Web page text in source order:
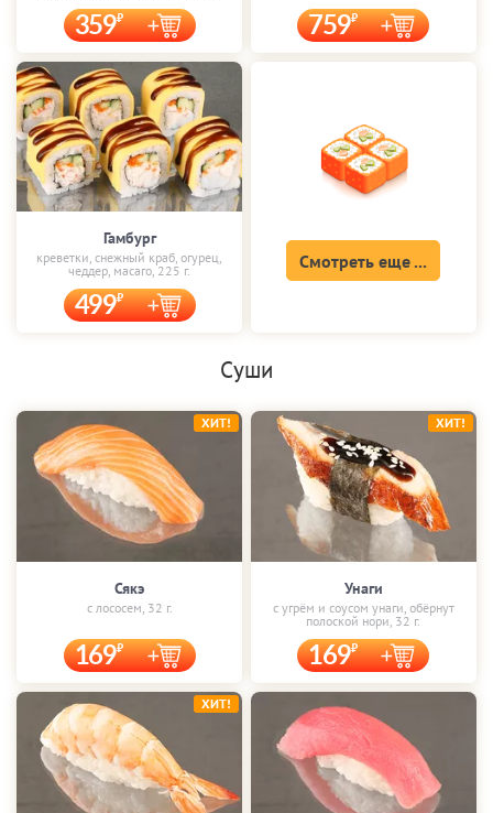
359 759
Гамбург
креветки, снежный краб, огурец,
чеддер, масаго, 225 г.
499
Смотреть еще ...
Суши
Сякэ
с лососем, 32 г.
169
ХИТ!
Унаги
с угрём и соусом унаги, обёрнут
полоской нори, 32 г.
169
ХИТ!
ХИТ!